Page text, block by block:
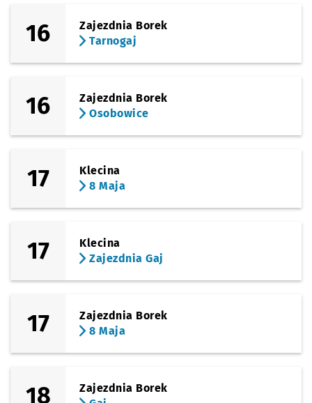
16
Zajezdnia Borek
Tarnogaj
16
Zajezdnia Borek
Osobowice
17
Klecina
8 Maja
17
Klecina
Zajezdnia Gaj
17
Zajezdnia Borek
8 Maja
18
Zajezdnia Borek